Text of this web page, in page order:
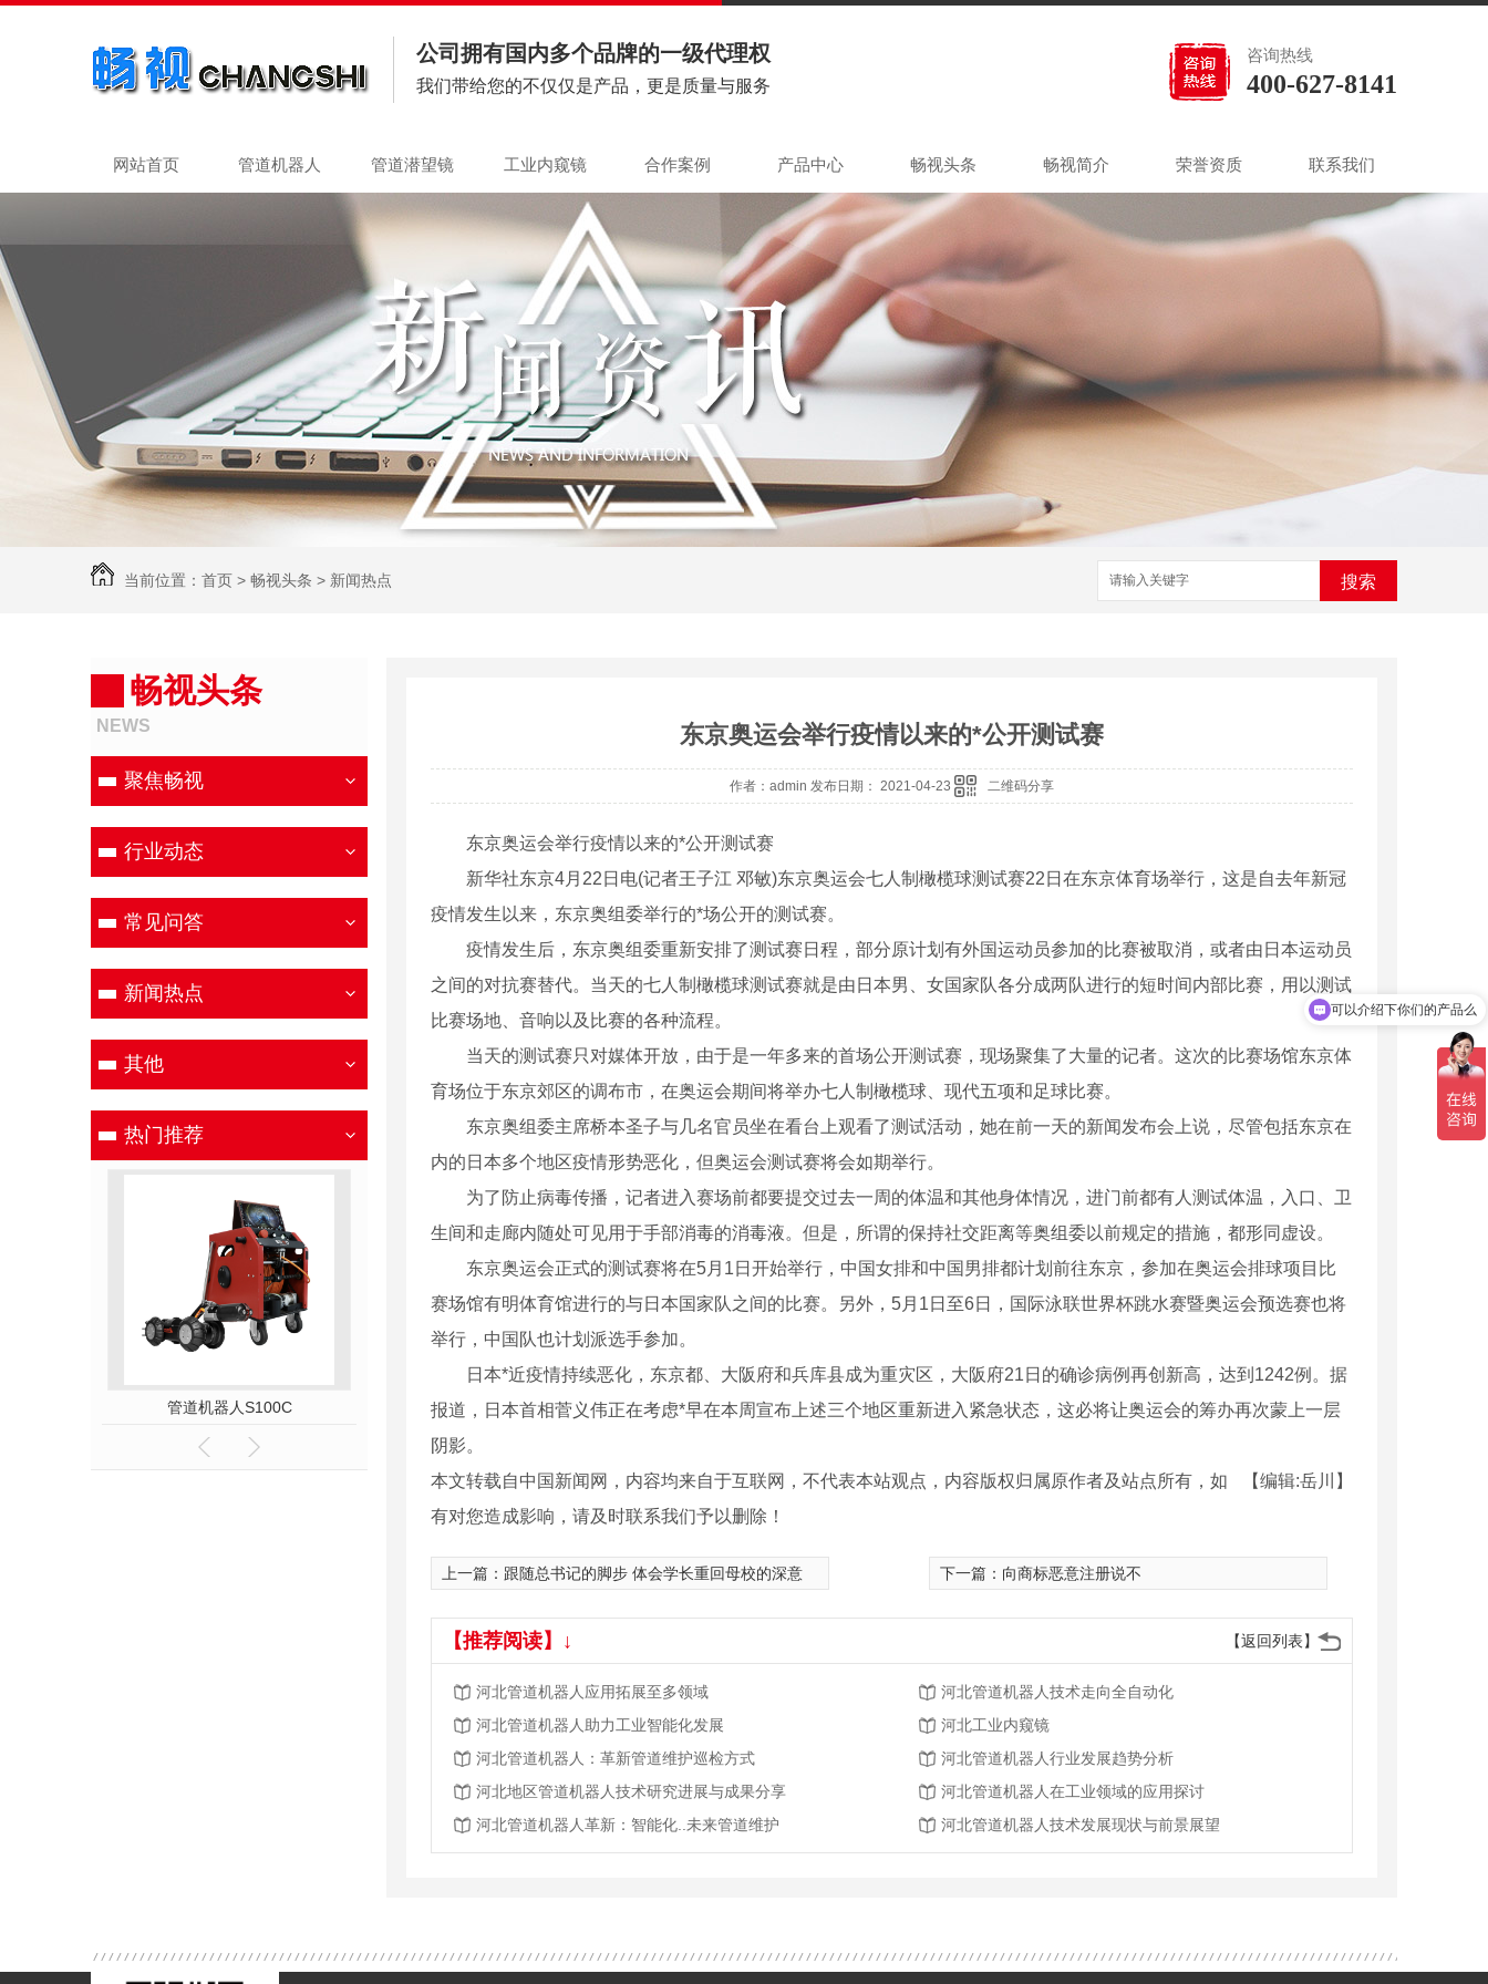
公司拥有国内多个品牌的一级代理权
我们带给您的不仅仅是产品，更是质量与服务
咨询热线
400-627-8141
网站首页 管道机器人 管道潜望镜 工业内窥镜 合作案例 产品中心 畅视头条 畅视简介 荣誉资质 联系我们
当前位置： 首页 > 畅视头条 > 新闻热点 搜索
畅视头条
NEWS
聚焦畅视
行业动态
常见问答
新闻热点
其他
热门推荐
管道机器人S100C 管道机器人S150A 管道机器人S200C 管道机器人S300E 两栖检测机器人450A
东京奥运会举行疫情以来的*公开测试赛
作者：admin 发布日期： 2021-04-23 二维码分享
东京奥运会举行疫情以来的*公开测试赛
新华社东京4月22日电(记者王子江 邓敏)东京奥运会七人制橄榄球测试赛22日在东京体育场举行，这是自去年新冠
疫情发生以来，东京奥组委举行的*场公开的测试赛。
疫情发生后，东京奥组委重新安排了测试赛日程，部分原计划有外国运动员参加的比赛被取消，或者由日本运动员
之间的对抗赛替代。当天的七人制橄榄球测试赛就是由日本男、女国家队各分成两队进行的短时间内部比赛，用以测试
比赛场地、音响以及比赛的各种流程。
当天的测试赛只对媒体开放，由于是一年多来的首场公开测试赛，现场聚集了大量的记者。这次的比赛场馆东京体
育场位于东京郊区的调布市，在奥运会期间将举办七人制橄榄球、现代五项和足球比赛。
东京奥组委主席桥本圣子与几名官员坐在看台上观看了测试活动，她在前一天的新闻发布会上说，尽管包括东京在
内的日本多个地区疫情形势恶化，但奥运会测试赛将会如期举行。
为了防止病毒传播，记者进入赛场前都要提交过去一周的体温和其他身体情况，进门前都有人测试体温，入口、卫
生间和走廊内随处可见用于手部消毒的消毒液。但是，所谓的保持社交距离等奥组委以前规定的措施，都形同虚设。
东京奥运会正式的测试赛将在5月1日开始举行，中国女排和中国男排都计划前往东京，参加在奥运会排球项目比
赛场馆有明体育馆进行的与日本国家队之间的比赛。另外，5月1日至6日，国际泳联世界杯跳水赛暨奥运会预选赛也将
举行，中国队也计划派选手参加。
日本*近疫情持续恶化，东京都、大阪府和兵库县成为重灾区，大阪府21日的确诊病例再创新高，达到1242例。据
报道，日本首相菅义伟正在考虑*早在本周宣布上述三个地区重新进入紧急状态，这必将让奥运会的筹办再次蒙上一层
阴影。
【编辑:岳川】
本文转载自中国新闻网，内容均来自于互联网，不代表本站观点，内容版权归属原作者及站点所有，如
有对您造成影响，请及时联系我们予以删除！
上一篇： 跟随总书记的脚步 体会学长重回母校的深意 下一篇： 向商标恶意注册说不
【返回列表】
【推荐阅读】↓
河北管道机器人应用拓展至多领域
河北管道机器人技术走向全自动化
河北管道机器人助力工业智能化发展
河北工业内窥镜
河北管道机器人：革新管道维护巡检方式
河北管道机器人行业发展趋势分析
河北地区管道机器人技术研究进展与成果分享
河北管道机器人在工业领域的应用探讨
河北管道机器人革新：智能化..未来管道维护
河北管道机器人技术发展现状与前景展望
可以介绍下你们的产品么
你们是怎么收费的呢